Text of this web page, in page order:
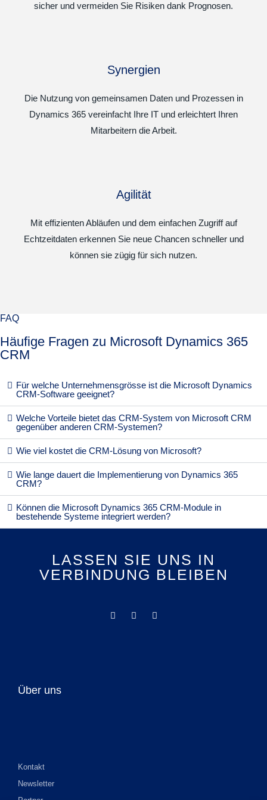
sicher und vermeiden Sie Risiken dank Prognosen.
Synergien
Die Nutzung von gemeinsamen Daten und Prozessen in
Dynamics 365 vereinfacht Ihre IT und erleichtert Ihren
Mitarbeitern die Arbeit.
Agilität
Mit effizienten Abläufen und dem einfachen Zugriff auf
Echtzeitdaten erkennen Sie neue Chancen schneller und
können sie zügig für sich nutzen.
FAQ
Häufige Fragen zu Microsoft Dynamics 365
CRM
Für welche Unternehmensgrösse ist die Microsoft Dynamics
CRM-Software geeignet?
Welche Vorteile bietet das CRM-System von Microsoft CRM
gegenüber anderen CRM-Systemen?
Wie viel kostet die CRM-Lösung von Microsoft?
Wie lange dauert die Implementierung von Dynamics 365
CRM?
Können die Microsoft Dynamics 365 CRM-Module in
bestehende Systeme integriert werden?
LASSEN SIE UNS IN
VERBINDUNG BLEIBEN
Über uns
Kontakt
Newsletter